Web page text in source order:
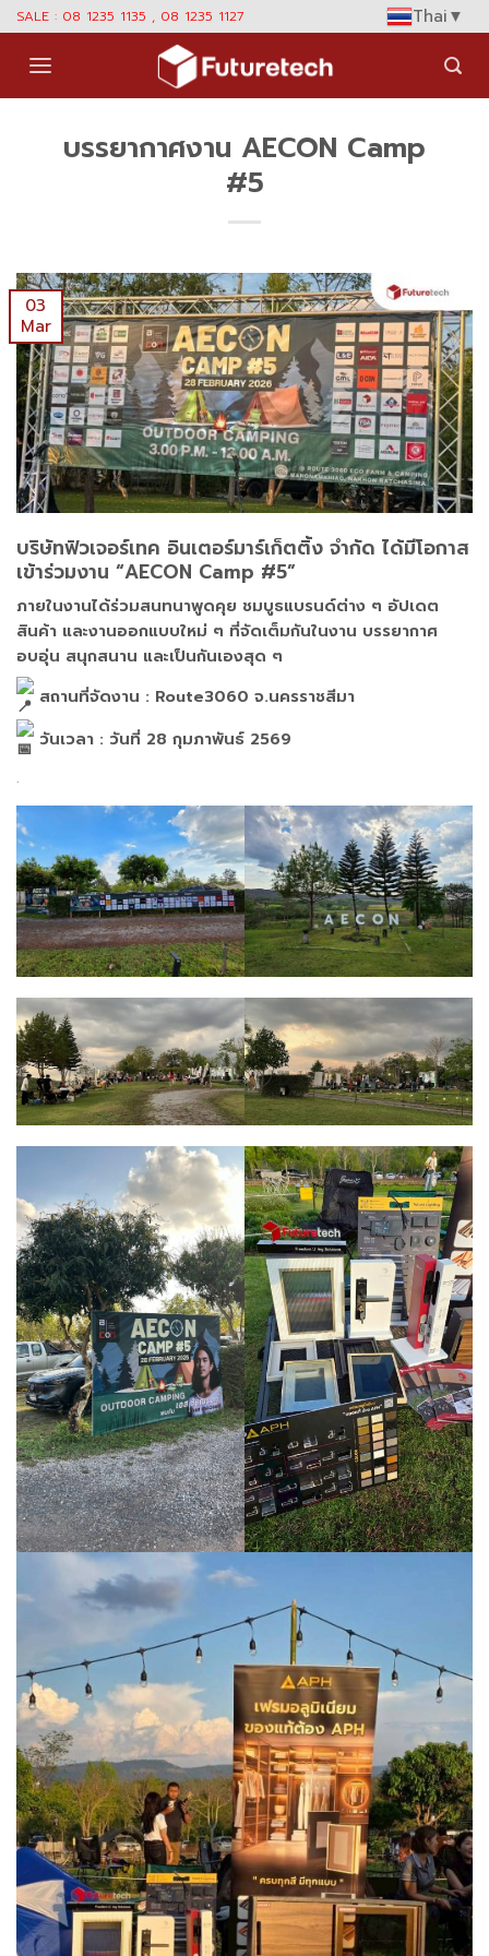
Skip
content
SALE : 08 1235 1135 , 08 1235 1127 Thai▼
บรรยากาศงาน AECON Camp
#5
03
Mar
บริษัทฟิวเจอร์เทค อินเตอร์มาร์เก็ตติ้ง จำกัด ได้มีโอกาส
เข้าร่วมงาน “AECON Camp #5”
ภายในงานได้ร่วมสนทนาพูดคุย ชมบูธแบรนด์ต่าง ๆ อัปเดต
สินค้า และงานออกแบบใหม่ ๆ ที่จัดเต็มกันในงาน บรรยากาศ
อบอุ่น สนุกสนาน และเป็นกันเองสุด ๆ
สถานที่จัดงาน : Route3060 จ.นครราชสีมา
วันเวลา : วันที่ 28 กุมภาพันธ์ 2569
.